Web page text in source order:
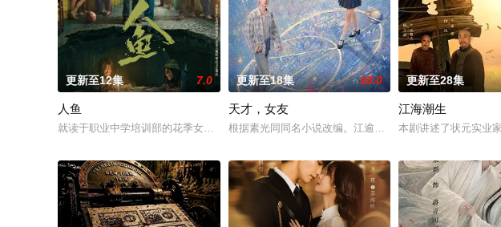
更新至12集 7.0
人鱼
就读于职业中学培训部的花季女生苏琳（黄杨钿甜 饰），虽自小被父母忽视，在艰苦环境中长
更新至18集 10.0
天才，女友
根据素光同同名小说改编。江逾白长大以后，林知夏忽然
更新至28集
江海潮生
本剧讲述了状元实业